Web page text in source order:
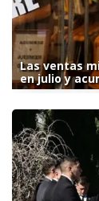
Las ventas
en julio y